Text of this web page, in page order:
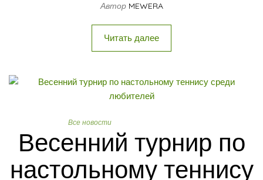
Автор MEWERA
Читать далее
Все новости
Весенний турнир по
настольному теннису